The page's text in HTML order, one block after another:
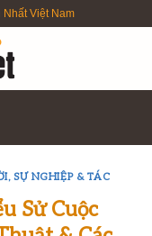
Việt Nam
SỰ NGHIỆP & TÁC
Sử Cuộc